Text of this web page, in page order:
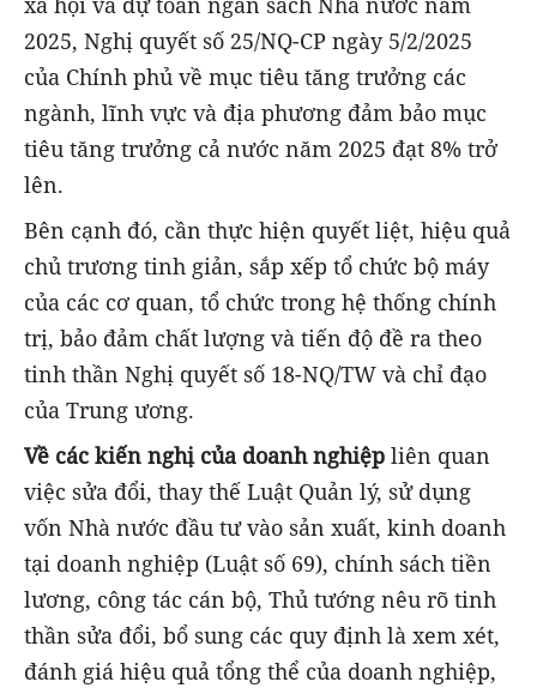
2025, Nghị quyết số 25/NQ-CP ngày 5/2/2025
của Chính phủ về mục tiêu tăng trưởng các
ngành, lĩnh vực và địa phương đảm bảo mục
tiêu tăng trưởng cả nước năm 2025 đạt 8% trở
lên.
Bên cạnh đó, cần thực hiện quyết liệt, hiệu quả
chủ trương tinh giản, sắp xếp tổ chức bộ máy
của các cơ quan, tổ chức trong hệ thống chính
trị, bảo đảm chất lượng và tiến độ đề ra theo
tinh thần Nghị quyết số 18-NQ/TW và chỉ đạo
của Trung ương.
Về các kiến nghị của doanh nghiệp liên quan
việc sửa đổi, thay thế Luật Quản lý, sử dụng
vốn Nhà nước đầu tư vào sản xuất, kinh doanh
tại doanh nghiệp (Luật số 69), chính sách tiền
lương, công tác cán bộ, Thủ tướng nêu rõ tinh
thần sửa đổi, bổ sung các quy định là xem xét,
đánh giá hiệu quả tổng thể của doanh nghiệp,